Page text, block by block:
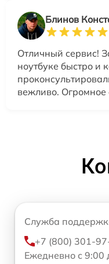
Блинов
Отличный сервис!
ноутбуке быстро и
вежливо. Огромное
Служба
+7 (800) 301-
Ежедневно с 9:00